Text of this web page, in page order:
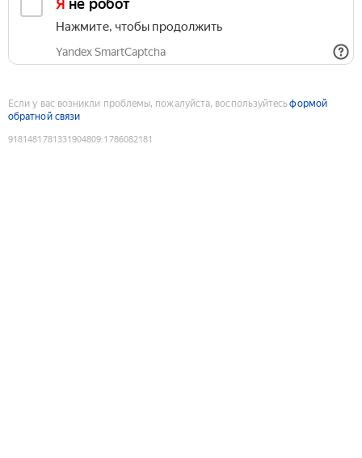
Я не робот
Нажмите, чтобы продолжить
Yandex SmartCaptcha
Если у вас возникли проблемы, пожалуйста, воспользуйтесьформой
обратной связи
9181481781331904809:1786082181